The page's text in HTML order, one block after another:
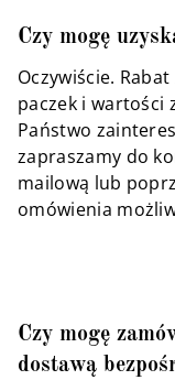
Czy mogę
Oczywiście.
paczek i wartości
Państwo
zapraszamy do
mailową lub
omówienia
Czy mogę
dostawą